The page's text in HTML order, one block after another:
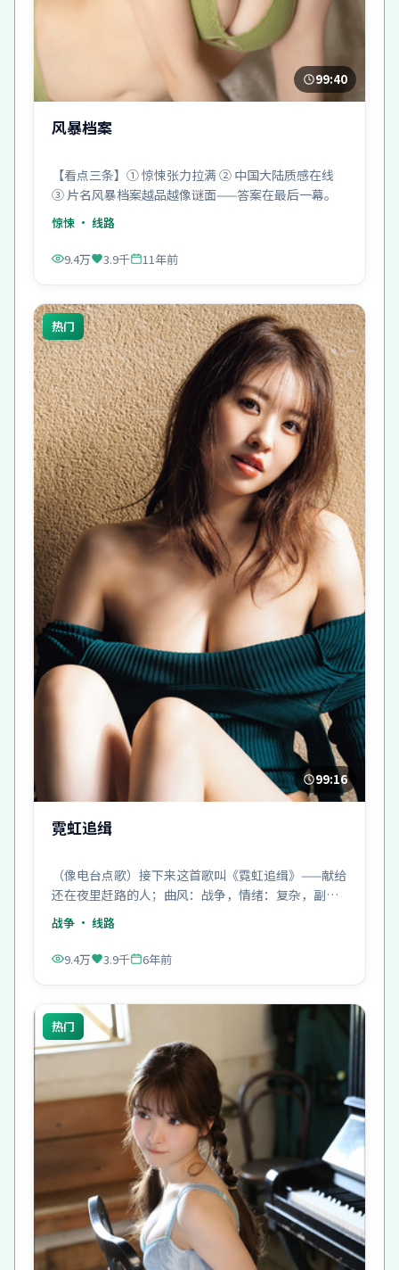
99:40
风暴档案
【看点三条】① 惊悚张力拉满 ② 中国大陆质感在线
③ 片名风暴档案越品越像谜面——答案在最后一幕。
惊悚 · 线路
9.4万 3.9千 11年前
热门
99:16
霓虹追缉
（像电台点歌）接下来这首歌叫《霓虹追缉》——献给
还在夜里赶路的人；曲风：战争，情绪：复杂，副
歌：很亮。
战争 · 线路
9.4万 3.9千 6年前
热门